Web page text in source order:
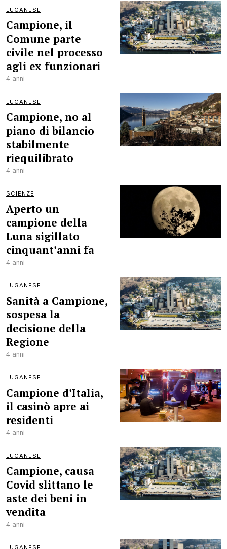
LUGANESE
Campione, il
Comune parte
civile nel processo
agli ex funzionari
4 anni
LUGANESE
Campione, no al
piano di bilancio
stabilmente
riequilibrato
4 anni
SCIENZE
Aperto un
campione della
Luna sigillato
cinquant’anni fa
4 anni
LUGANESE
Sanità a Campione,
sospesa la
decisione della
Regione
4 anni
LUGANESE
Campione d’Italia,
il casinò apre ai
residenti
4 anni
LUGANESE
Campione, causa
Covid slittano le
aste dei beni in
vendita
4 anni
LUGANESE